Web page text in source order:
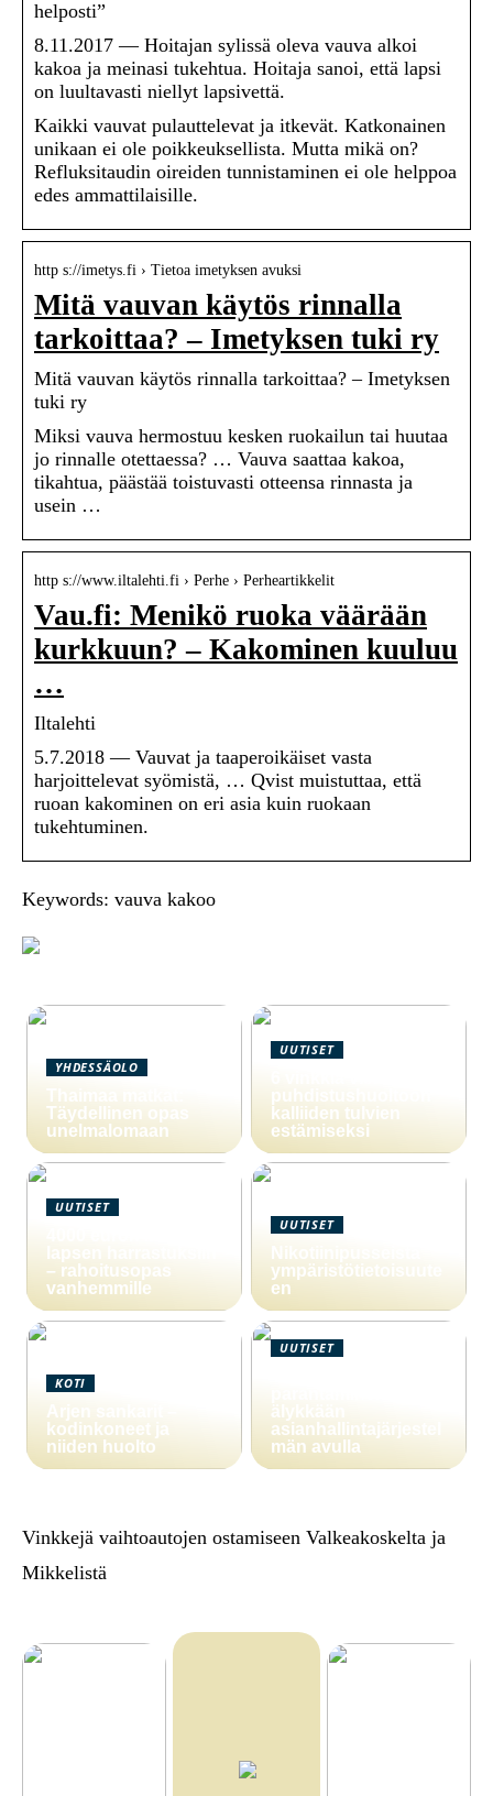
helposti”
8.11.2017 — Hoitajan sylissä oleva vauva alkoi
kakoa ja meinasi tukehtua. Hoitaja sanoi, että lapsi
on luultavasti niellyt lapsivettä.
Kaikki vauvat pulauttelevat ja itkevät. Katkonainen
unikaan ei ole poikkeuksellista. Mutta mikä on?
Refluksitaudin oireiden tunnistaminen ei ole helppoa
edes ammattilaisille.
http s://imetys.fi › Tietoa imetyksen avuksi
Mitä vauvan käytös rinnalla
tarkoittaa? – Imetyksen tuki ry
Mitä vauvan käytös rinnalla tarkoittaa? – Imetyksen
tuki ry
Miksi vauva hermostuu kesken ruokailun tai huutaa
jo rinnalle otettaessa? … Vauva saattaa kakoa,
tikahtua, päästää toistuvasti otteensa rinnasta ja
usein …
http s://www.iltalehti.fi › Perhe › Perheartikkelit
Vau.fi: Menikö ruoka väärään
kurkkuun? – Kakominen kuuluu
…
Iltalehti
5.7.2018 — Vauvat ja taaperoikäiset vasta
harjoittelevat syömistä, … Qvist muistuttaa, että
ruoan kakominen on eri asia kuin ruokaan
tukehtuminen.
Keywords: vauva kakoo
YHDESSÄOLO
Thaimaa matkat:
Täydellinen opas
unelmalomaan
UUTISET
puhdistushuoltoon
kalliiden tulvien
estämiseksi
UUTISET
lapsen harrastuksiin
– rahoitusopas
vanhemmille
UUTISET
Nikotiinipusseista
ympäristötietoisuute
en
KOTI
Arjen sankarit –
kodinkoneet ja
niiden huolto
UUTISET
älykkään
asianhallintajärjestel
män avulla
Vinkkejä vaihtoautojen ostamiseen Valkeakoskelta ja
Mikkelistä